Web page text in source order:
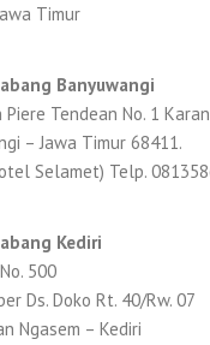
Timur
Banyuwangi
Piere Tendean No. 1
– Jawa Timur 68411.
Selamet) Telp.
Kediri
500
Ds. Doko Rt. 40/Rw. 07
Ngasem – Kediri